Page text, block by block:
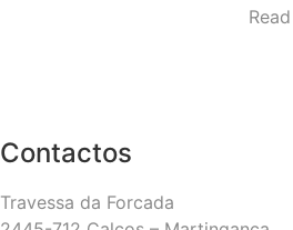
Contactos
Travessa da Forcada